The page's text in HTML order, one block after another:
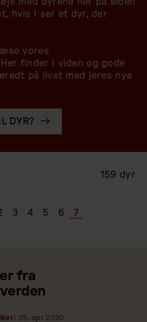
hvis I ser et dyr, der
vores
finder I viden og gode
på livet med jeres nye
DYR?
159 dyr
Page
3 Page
4 Page
5 Page
6
Nuværende
7
fra
| 05. apr 2020